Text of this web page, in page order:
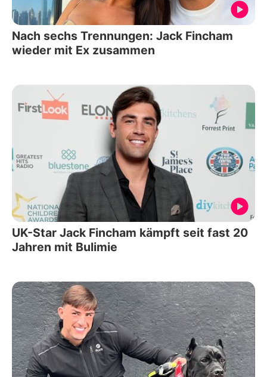
Nach sechs Trennungen: Jack Fincham
wieder mit Ex zusammen
UK-Star Jack Fincham kämpft seit fast 20
Jahren mit Bulimie